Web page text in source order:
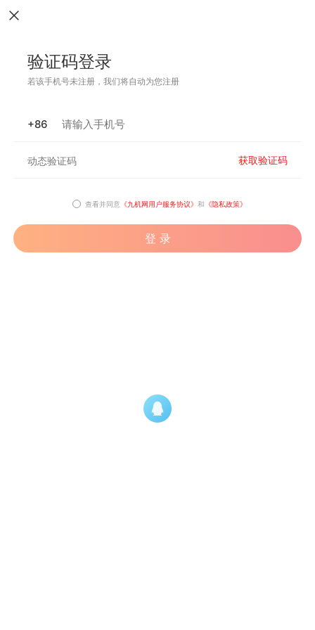
验证码登录
若该手机号未注册，我们将自动为您注册
+86
获取验证码
查看并同意 《九机网用户服务协议》 和 《隐私政策》
登 录